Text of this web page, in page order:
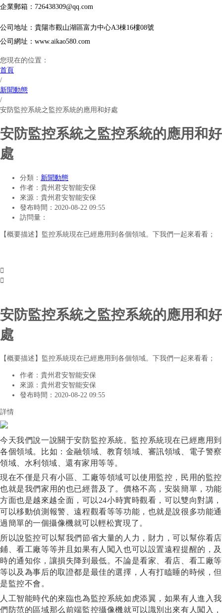
企業郵箱：726438309@qq.com
公司地址：貴陽市觀山湖區富力中心A3棟16樓08號
公司網址：www.aikao580.com
您現在的位置：
首頁
/
新聞動態
/
安防監控系統之監控系統的應用和好處
安防監控系統之監控系統的應用和好
處
分類： 新聞動態
作者： 貴州君安智能安保
來源： 貴州君安智能安保
發布時間： 2020-08-22 09:55
訪問量：
【概要描述】 監控系統現在已經應用到各個領域。下我們一起來看看；


安防監控系統之監控系統的應用和好
處
【概要描述】 監控系統現在已經應用到各個領域。下我們一起來看看；
作者： 貴州君安智能安保
來源： 貴州君安智能安保
發布時間： 2020-08-22 09:55
詳情
今天我們說一說關于安防監控系統。監控系統現在已經應用到
各個領域。比如：金融領域、教育領域、審訊領域、電子警察
領域、水利領域、還有家用等等。
現在不僅是只有小區、工廠等領域可以使用監控，民用的監控
也就是我們家用的也已經普及了。價格不高，安裝簡單，功能
方面也是越來越全面，可以 24小時實時觀看，可以雙向對講，
可以移動偵測報警、遠程觀看等等功能，也就是說很多功能通
過簡單的一個攝像機就可以輕松實現了。
所以說監控可以幫我們節省大量的人力，財力，可以幫你看店
鋪、看工廠等等并且如果有人闖入也可以設置遠程提醒的，及
時的通知你，讓損失降到最低。不論是看家、看店、看工廠等
等以及為事后的取證都是最佳的選擇，人有打瞌睡的時候，但
是監控不會。
人工智能時代的來臨也為監控系統如虎添翼，如果有人進入我
們防范的區域那么前端監控攝像機就可以識別出來有人闖入，